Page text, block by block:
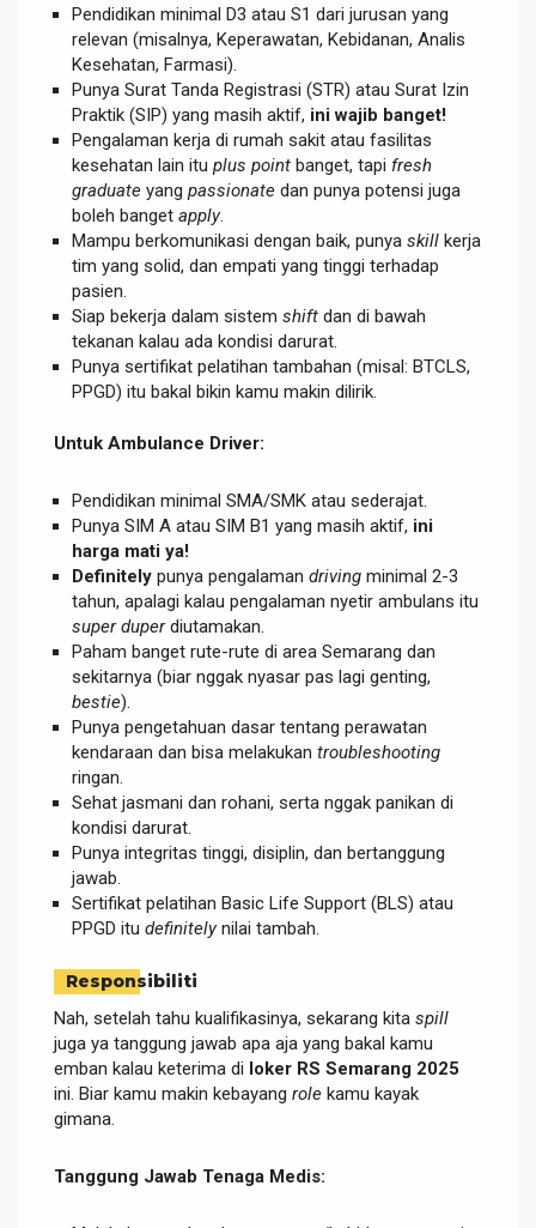
Pendidikan minimal D3 atau S1 dari jurusan yang
relevan (misalnya, Keperawatan, Kebidanan, Analis
Kesehatan, Farmasi).
Punya Surat Tanda Registrasi (STR) atau Surat Izin
Praktik (SIP) yang masih aktif, ini wajib banget!
Pengalaman kerja di rumah sakit atau fasilitas
kesehatan lain itu plus point banget, tapi fresh
graduate yang passionate dan punya potensi juga
boleh banget apply.
Mampu berkomunikasi dengan baik, punya skill kerja
tim yang solid, dan empati yang tinggi terhadap
pasien.
Siap bekerja dalam sistem shift dan di bawah
tekanan kalau ada kondisi darurat.
Punya sertifikat pelatihan tambahan (misal: BTCLS,
PPGD) itu bakal bikin kamu makin dilirik.
Untuk Ambulance Driver:
Pendidikan minimal SMA/SMK atau sederajat.
Punya SIM A atau SIM B1 yang masih aktif, ini
harga mati ya!
Definitely punya pengalaman driving minimal 2-3
tahun, apalagi kalau pengalaman nyetir ambulans itu
super duperdiutamakan.
Paham banget rute-rute di area Semarang dan
sekitarnya (biar nggak nyasar pas lagi genting,
bestie).
Punya pengetahuan dasar tentang perawatan
kendaraan dan bisa melakukan troubleshooting
ringan.
Sehat jasmani dan rohani, serta nggak panikan di
kondisi darurat.
Punya integritas tinggi, disiplin, dan bertanggung
jawab.
Sertifikat pelatihan Basic Life Support (BLS) atau
PPGD itu definitelynilai tambah.
Responsibiliti
Nah, setelah tahu kualifikasinya, sekarang kita spill
juga ya tanggung jawab apa aja yang bakal kamu
emban kalau keterima di loker RS Semarang 2025
ini. Biar kamu makin kebayang role kamu kayak
gimana.
Tanggung Jawab Tenaga Medis: